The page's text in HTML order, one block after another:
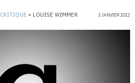
CRITIQUE » LOUISE WIMMER 3 JANVIER 2012